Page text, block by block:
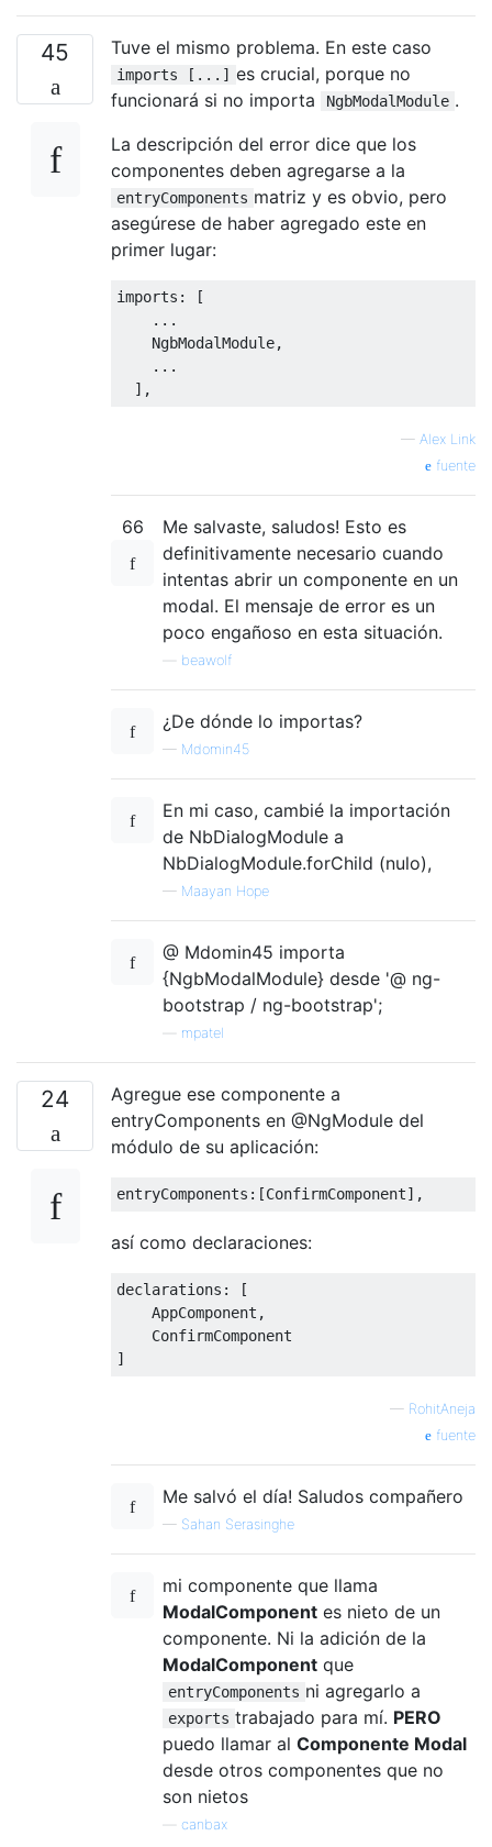
45 Tuve el mismo problema. En este caso
imports [...] es crucial, porque no
funcionará si no importa
NgbModalModule .
La descripción del error dice que los
componentes deben agregarse a la
entryComponents matriz y es obvio, pero
asegúrese de haber agregado este en
primer lugar:
imports: [
    ...
    NgbModalModule,
    ...
— Alex Link
fuente
66
Me salvaste, saludos! Esto es
definitivamente necesario cuando
intentas abrir un componente en un
modal. El mensaje de error es un
poco engañoso en esta situación.
beawolf
¿De dónde lo importas?
— Mdomin45
En mi caso, cambié la importación
de NbDialogModule a
NbDialogModule.forChild (nulo),
— Maayan Hope
@ Mdomin45 importa
{NgbModalModule} desde '@ ng-
bootstrap / ng-bootstrap';
mpatel
24
Agregue ese componente a
entryComponents en @NgModule del
módulo de su aplicación:
así como declaraciones:
declarations: [
    AppComponent,
    ConfirmComponent
— RohitAneja
fuente
Me salvó el día! Saludos compañero
— Sahan Serasinghe
mi componente que llama
ModalComponent es nieto de un
componente. Ni la adición de la
ModalComponent que
entryComponents ni agregarlo a
exports trabajado para mí. PERO
puedo llamar al Componente Modal
desde otros componentes que no
son nietos
canbax